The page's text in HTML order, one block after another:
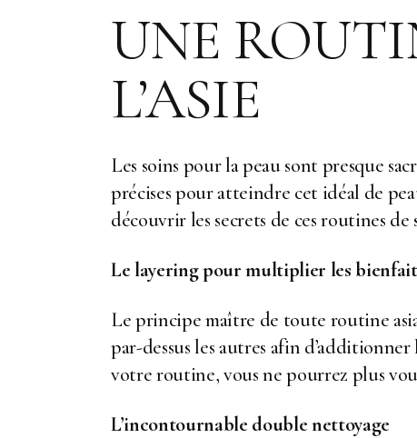
UNE
L’ASIE
Les soins pour la peau sont presque
précises pour atteindre cet idéal de
découvrir les secrets de ces routines de
Le layering pour multiplier les
Le principe maître de toute routine
par-dessus les autres afin
votre routine, vous ne pourrez plus
L’incontournable double nettoyage